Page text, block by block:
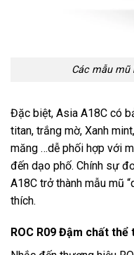
Các mẫu mũ
Đặc biệt, Asia A18C có
titan, trắng mờ, Xanh
măng …dễ phối hợp với
đến dạo phố. Chính sự
A18C trở thành mẫu mũ
thích.
ROC R09 Đậm chất